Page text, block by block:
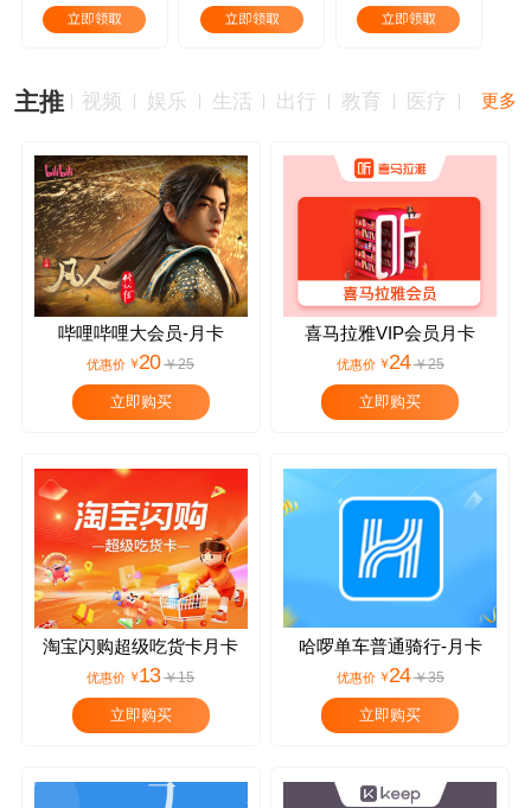
主推 视频 娱乐 生活 出行 教育 医疗 更多
哔哩哔哩大会员-月卡
优惠价 ￥20 ￥25
立即购买
喜马拉雅VIP会员月卡
优惠价 ￥24 ￥25
立即购买
淘宝闪购超级吃货卡月卡
优惠价 ￥13 ￥15
立即购买
哈啰单车普通骑行-月卡
优惠价 ￥24 ￥35
立即购买